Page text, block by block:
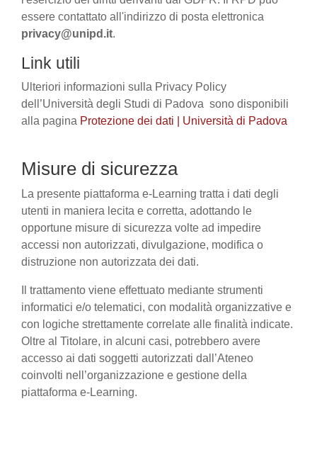
essere contattato all'indirizzo di posta elettronica
privacy@unipd.it.
Link utili
Ulteriori informazioni sulla Privacy Policy
dell’Università degli Studi di Padova sono disponibili
alla pagina Protezione dei dati | Università di Padova
Misure di sicurezza
La presente piattaforma e-Learning tratta i dati degli
utenti in maniera lecita e corretta, adottando le
opportune misure di sicurezza volte ad impedire
accessi non autorizzati, divulgazione, modifica o
distruzione non autorizzata dei dati.
Il trattamento viene effettuato mediante strumenti
informatici e/o telematici, con modalità organizzative e
con logiche strettamente correlate alle finalità indicate.
Oltre al Titolare, in alcuni casi, potrebbero avere
accesso ai dati soggetti autorizzati dall’Ateneo
coinvolti nell’organizzazione e gestione della
piattaforma e-Learning.